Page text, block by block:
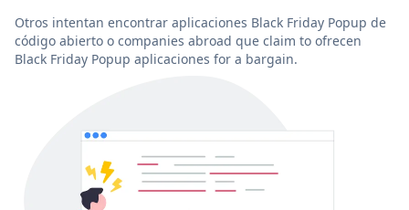
Otros intentan encontrar aplicaciones Black Friday Popup de
código abierto o companies abroad que claim to ofrecen
Black Friday Popup aplicaciones for a bargain.